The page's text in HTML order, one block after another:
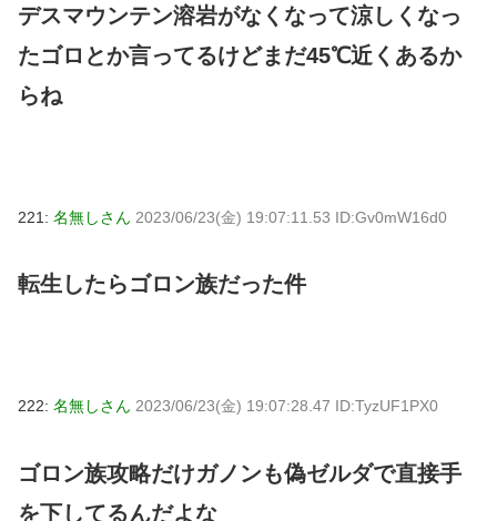
デスマウンテン溶岩がなくなって涼しくなっ
たゴロとか言ってるけどまだ45℃近くあるか
らね
221: 名無しさん 2023/06/23(金) 19:07:11.53 ID:Gv0mW16d0
転生したらゴロン族だった件
222: 名無しさん 2023/06/23(金) 19:07:28.47 ID:TyzUF1PX0
ゴロン族攻略だけガノンも偽ゼルダで直接手
を下してるんだよな